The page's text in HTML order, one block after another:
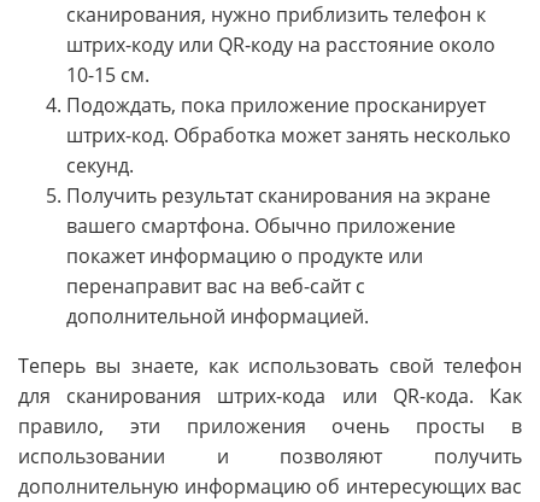
сканирования, нужно приблизить телефон к
штрих-коду или QR-коду на расстояние около
10-15 см.
Подождать, пока приложение просканирует
штрих-код. Обработка может занять несколько
секунд.
Получить результат сканирования на экране
вашего смартфона. Обычно приложение
покажет информацию о продукте или
перенаправит вас на веб-сайт с
дополнительной информацией.
Теперь вы знаете, как использовать свой телефон
для сканирования штрих-кода или QR-кода. Как
правило, эти приложения очень просты в
использовании и позволяют получить
дополнительную информацию об интересующих вас